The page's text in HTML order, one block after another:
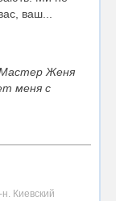
ваш...
Мастер Женя
меня с
Киевский